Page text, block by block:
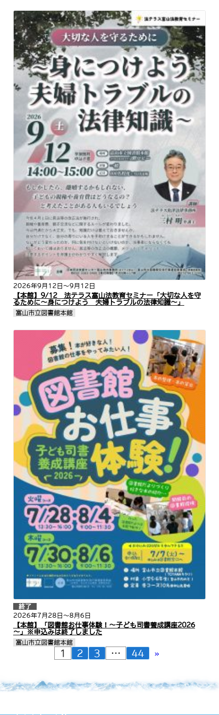
2026年9月12日 ～9月12日
【本館】9/12 法テラス富山法教育セミナー「大切な人を守
るために～身につけよう 夫婦トラブルの法律知識～」
富山市立図書館本館
終了
2026年7月28日 ～8月6日
【本館】「図書館お仕事体験！～子ども司書養成講座2026
～」※申込みは終了しました
富山市立図書館本館
1 2 3 … 44 »